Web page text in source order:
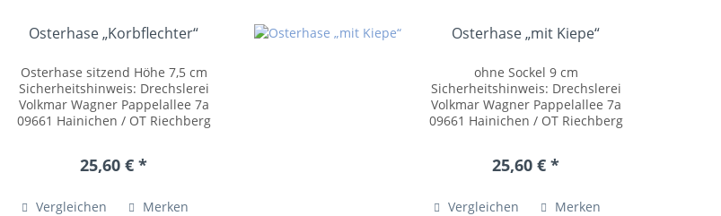
Osterhase „Korbflechter“
Osterhase sitzend Höhe 7,5 cm
Sicherheitshinweis: Drechslerei
Volkmar Wagner Pappelallee 7a
09661 Hainichen / OT Riechberg
volkmar-wagner.de
wagner.de Kleinteile...
25,60 € *
Vergleichen Merken
Osterhase „mit Kiepe“
ohne Sockel 9 cm
Sicherheitshinweis: Drechslerei
Volkmar Wagner Pappelallee 7a
09661 Hainichen / OT Riechberg
volkmar-wagner.de
wagner.de Kleinteile können...
25,60 € *
Vergleichen Merken